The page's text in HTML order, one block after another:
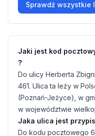
Sprawdź wszystkie
Jaki jest kod
?
Do ulicy Herberta
461. Ulica ta leży w
(Poznań-Jeżyce), w
w województwie
Jaka ulica jest
Do kodu pocztowego